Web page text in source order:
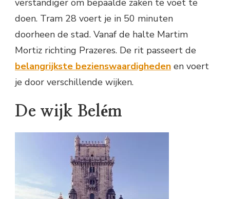
verstandiger om bepaalde zaken te voet te
doen. Tram 28 voert je in 50 minuten
doorheen de stad. Vanaf de halte Martim
Mortiz richting Prazeres. De rit passeert de
belangrijkste bezienswaardigheden en voert
je door verschillende wijken.
De wijk Belém